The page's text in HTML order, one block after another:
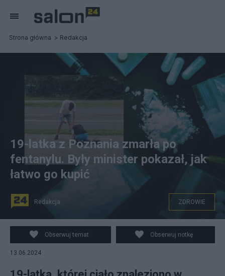
Strona główna Redakcja
fot. Canva
19-latka z Poznania zmarła po
fentanylu. Były minister pokazał, jak
łatwo go kupić
Redakcja ZDROWIE
Obserwuj temat Obserwuj notkę
13.06.2024